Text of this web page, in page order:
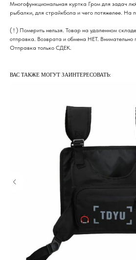
Многофункциональная куртка Гром для задач
рыбалки, для страйкбола и чего потяжелее. На
( ! ) Померить нельзя. Товар на удаленном
отправка. Возврата и обмена НЕТ. Внимательно
Отправка только СДЕК.
ВАС ТАКЖЕ МОГУТ ЗАИНТЕРЕСОВАТЬ: